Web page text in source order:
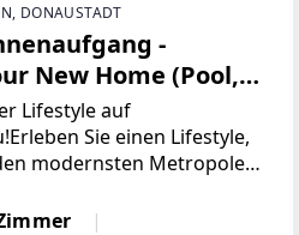
DONAUSTADT
-
New Home (Pool,
Lifestyle auf
Sie einen Lifestyle,
modernsten Metropolen
Mietwohnungen in
es möglich. In einer der